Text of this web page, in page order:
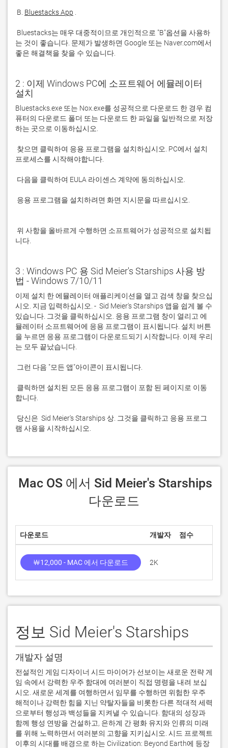
B. Bluestacks App
는 것이 좋습니다. 문제가 발생하면 Google 또는 Naver.com에서
좋은 해결책을 찾을 수 있습니다.
2 : 이제 Windows PC에 소프트웨어 에뮬레이터
설치
Bluestacks.exe 또는 Nox.exe를 성공적으로 다운로드 한 경우 컴
퓨터의 다운로드 폴더 또는 다운로드 한 파일을 일반적으로 저장
니다.
3 : Windows PC 용 Sid Meier's Starships 사용 방
법 - Windows 7/10/11
이제 설치 한 에뮬레이터 애플리케이션을 열고 검색 창을 찾으십
시오. 지금 입력하십시오. -  Sid Meier's Starships 앱을 쉽게 볼 수
있습니다. 그것을 클릭하십시오. 응용 프로그램 창이 열리고 에
뮬레이터 소프트웨어에 응용 프로그램이 표시됩니다. 설치 버튼
을 누르면 응용 프로그램이 다운로드되기 시작합니다. 이제 우리
램 사용을 시작하십시오.
다운로드
다운로드 개발자 점수
￦12,000 - MAC 에서 다운로드 2K
정보 Sid Meier's Starships
개발자 설명
전설적인 게임 디자이너 시드 마이어가 선보이는 새로운 전략 게
임 속에서 강력한 우주 함대에 여러분이 직접 명령을 내려 보십
시오. 새로운 세계를 여행하면서 임무를 수행하면 위험한 우주
해적이나 강력한 힘을 지닌 약탈자들을 비롯한 다른 적대적 세력
으로부터 행성과 백성들을 지켜낼 수 있습니다. 함대의 성장과
함께 행성 연방을 건설하고, 은하계 간 평화 유지와 인류의 미래
를 위해 노력하면서 여러분의 고향을 지키십시오. 시드 프로젝트
이후의 시대를 배경으로 하는 Civilization: Beyond Earth에 등장